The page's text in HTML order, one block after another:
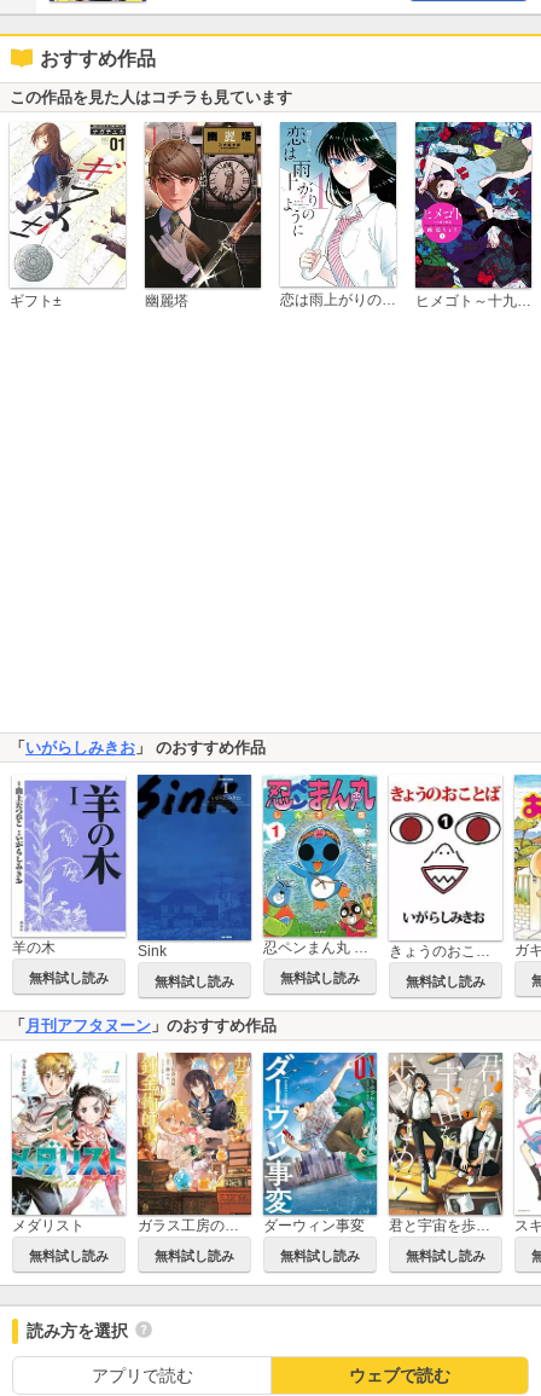
おすすめ作品
この作品を見た人はコチラも見ています
ギフト± 幽麗塔 恋は雨上がりのように
「 いがらしみきお 」 のおすすめ作品
羊の木
無料試し読み
Sink
無料試し読み
忍ペンまん丸 しんそー版【電子限定カラー特典付】
無料試し読み
きょうのおことば
無料試し読み
ガ
「 月刊アフタヌーン 」のおすすめ作品
メダリスト
無料試し読み
ガラス工房の錬金術師
無料試し読み
ダーウィン事変
無料試し読み
君と宇宙を歩くために
無料試し読み
読み方を選択
アプリで読む ウェブで読む